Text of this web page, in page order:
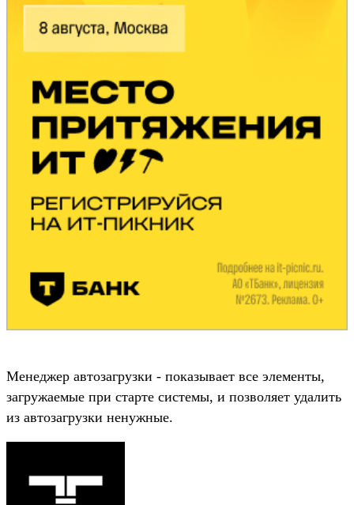
Менеджер автозагрузки - показывает все элементы,
загружаемые при старте системы, и позволяет удалить
из автозагрузки ненужные.